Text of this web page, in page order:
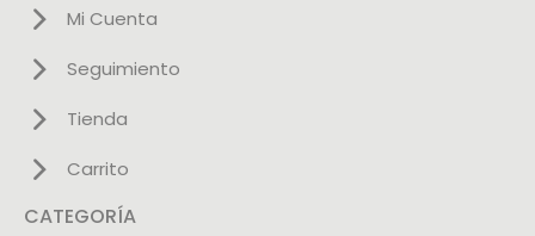
Mi Cuenta
Seguimiento
Tienda
Carrito
CATEGORÍA